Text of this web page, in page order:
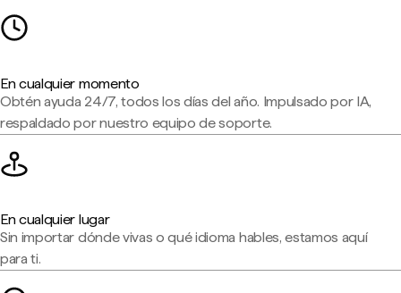
En cualquier momento
Obtén ayuda 24/7, todos los días del año. Impulsado por IA,
respaldado por nuestro equipo de soporte.
En cualquier lugar
Sin importar dónde vivas o qué idioma hables, estamos aquí
para ti.